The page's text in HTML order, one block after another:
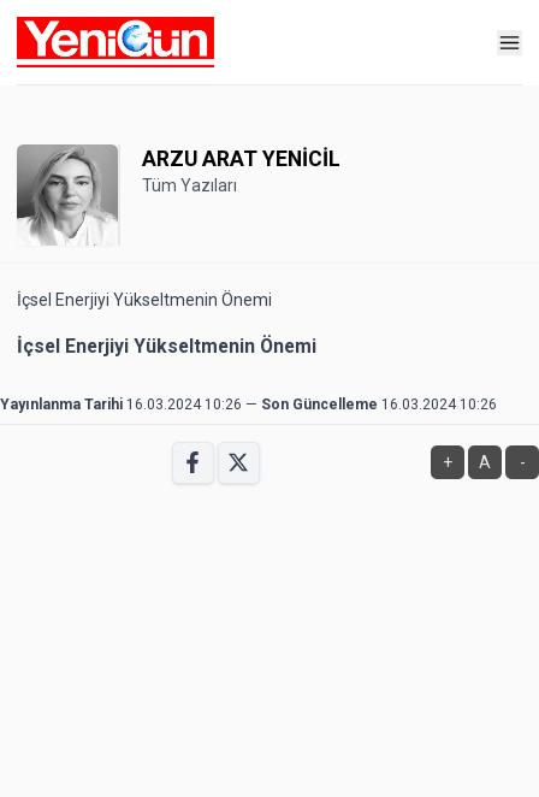
ARZU ARAT YENİCİL
Tüm Yazıları
İçsel Enerjiyi Yükseltmenin Önemi
İçsel Enerjiyi Yükseltmenin Önemi
Yayınlanma Tarihi 16.03.2024 10:26 — Son Güncelleme 16.03.2024 10:26
+ A -